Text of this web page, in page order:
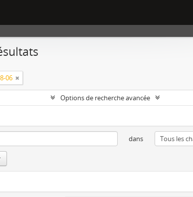
06
Options de recherche avancée
dans